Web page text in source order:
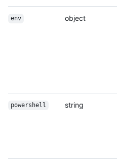
env object
powershell string